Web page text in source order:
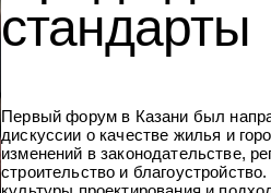
стандарты
Первый форум в Казани был
дискуссии о качестве жилья и
изменений в законодательстве,
строительство и